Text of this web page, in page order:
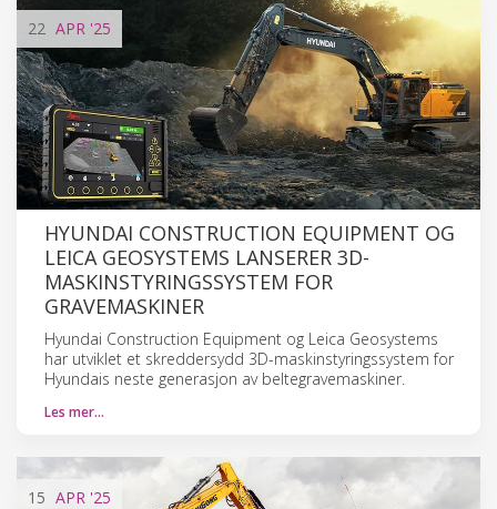
22 APR '25
HYUNDAI CONSTRUCTION EQUIPMENT OG
LEICA GEOSYSTEMS LANSERER 3D-
MASKINSTYRINGSSYSTEM FOR
GRAVEMASKINER
Hyundai Construction Equipment og Leica Geosystems
har utviklet et skreddersydd 3D-maskinstyringssystem for
Hyundais neste generasjon av beltegravemaskiner.
Les mer…
15 APR '25